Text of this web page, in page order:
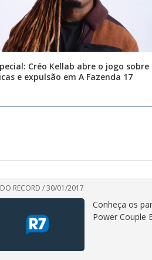
Créo Kellab abre o jogo sobre
e expulsão em A Fazenda 17
RECORD /30/01/2017
Conheça os
Power Couple